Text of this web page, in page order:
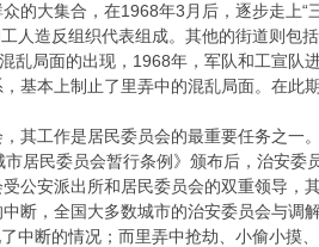
大集合，在1968年3月后，逐步走上“
人造反组织代表组成。其他的街道则包
乱局面的出现，1968年，军队和工宣队
基本上制止了里弄中的混乱局面。在此
工作是居民委员会的最重要任务之一
居民委员会暂行条例》颁布后，治安
公安派出所和居民委员会的双重领导，
断，全国大多数城市的治安委员会与调
中断的情况；而里弄中抢劫、小偷小摸